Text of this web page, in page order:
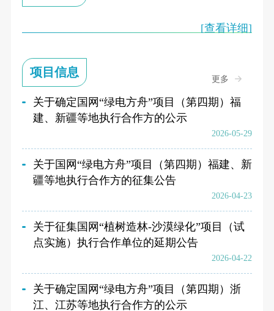
[查看详细]
项目信息 更多
关于确定国网“绿电方舟”项目（第四期）福
建、新疆等地执行合作方的公示
2026-05-29
关于国网“绿电方舟”项目（第四期）福建、新
疆等地执行合作方的征集公告
2026-04-23
关于征集国网“植树造林-沙漠绿化”项目（试
点实施）执行合作单位的延期公告
2026-04-22
关于确定国网“绿电方舟”项目（第四期）浙
江、江苏等地执行合作方的公示